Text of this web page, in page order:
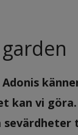
vi göra.